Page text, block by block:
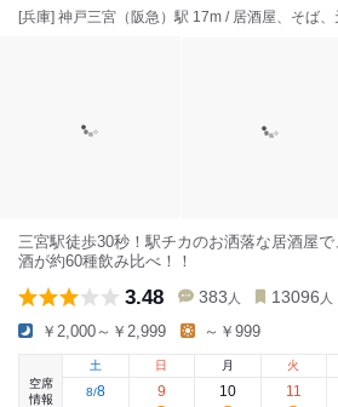
[兵庫] 神戸三宮（阪急）駅 17m / 居酒屋、そば、
三宮駅徒歩30秒！駅チカのお洒落な居酒屋
酒が約60種飲み比べ！！
3.48 383 人 13096 人
￥2,000～￥2,999 ～￥999
空席
情報
土
8/8
日
9
月
10
火
11